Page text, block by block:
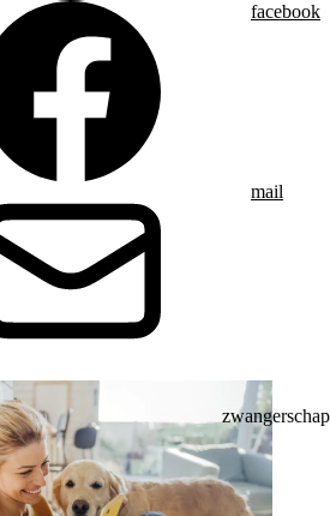
facebook
mail
zwangerschap